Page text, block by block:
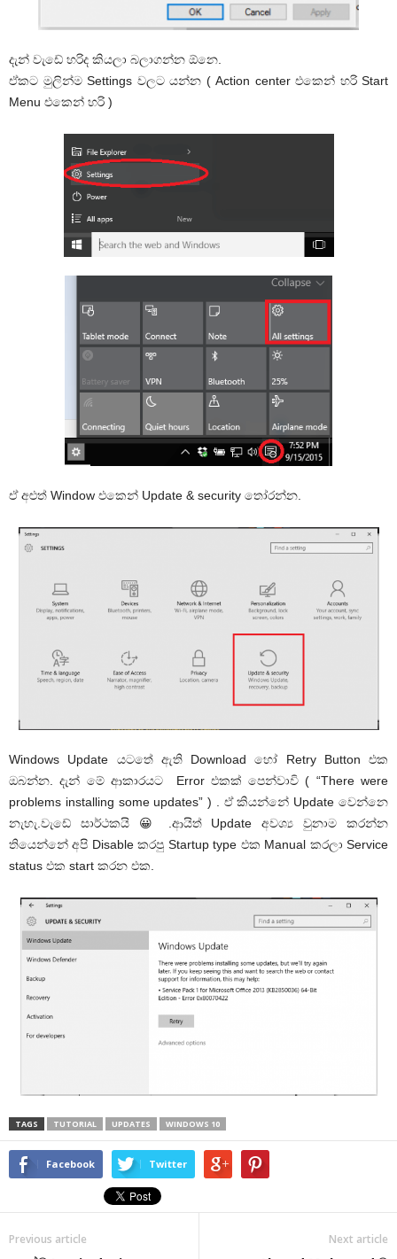
දැන් වැඩේ හරිද කියලා බලාගන්න ඕනෙ.
ඒකට මුලින්ම Settings වලට යන්න ( Action center එකෙන් හරි Start
Menu එකෙන් හරි )
ඒ අළුත් Window එකෙන් Update & security තෝරන්න.
Windows Update යටතේ ඇති Download හෝ Retry Button එක
ඔබන්න. දැන් මේ ආකාරයට Error එකක් පෙන්වාවි ( “There were
problems installing some updates” ) . ඒ කියන්නේ Update වෙන්නෙ
නැහැ.වැඩේ සාර්ථකයි 😀 .ආයිත් Update අවශ්‍ය වුනාම කරන්න
තියෙන්නේ අපි Disable කරපු Startup type එක Manual කරලා Service
status එක start කරන එක.
TAGS TUTORIAL UPDATES WINDOWS 10
Facebook Twitter
Previous article Next article